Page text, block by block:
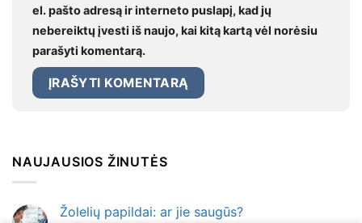
el. pašto adresą ir interneto puslapį, kad jų
nebereiktų įvesti iš naujo, kai kitą kartą vėl norėsiu
parašyti komentarą.
NAUJAUSIOS ŽINUTĖS
Žolelių papildai: ar jie saugūs?